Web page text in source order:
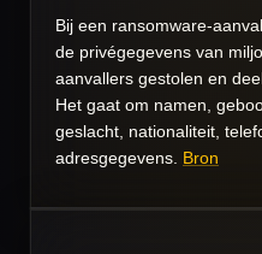
Bij een ransomware-
de privégegevens van
aanvallers gestolen en
Het gaat om namen,
geslacht, nationaliteit,
adresgegevens. Bron